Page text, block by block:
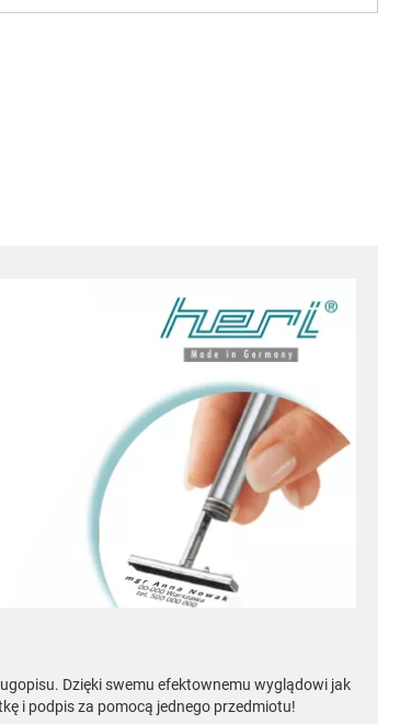
Dzięki swemu efektownemu wyglądowi jak
i podpis za pomocą jednego przedmiotu!